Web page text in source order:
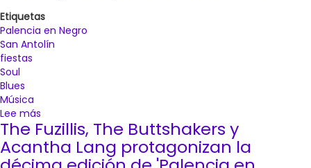
Etiquetas
Palencia en Negro
San Antolín
fiestas
Soul
Blues
Música
Lee más
Barrence
Whitfield
and
The Fuzillis, The Buttshakers y
Acantha Lang protagonizan la